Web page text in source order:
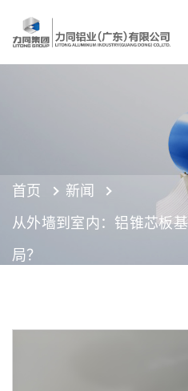
首页
新闻
从外墙到室内：铝锥芯板
局？